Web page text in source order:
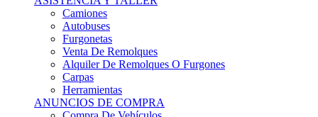
Autobuses
Furgonetas
Venta De Remolques
Alquiler De Remolques O Furgones
Carpas
Herramientas
ANUNCIOS DE COMPRA
Compra De Vehículos
Compra De Herramientas